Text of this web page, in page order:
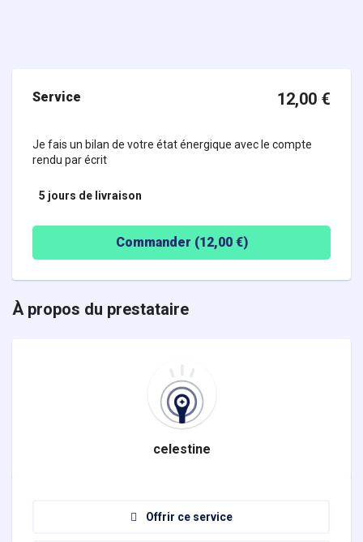
Service 12,00 €
Je fais un bilan de votre état énergique avec le compte
rendu par écrit
5 jours de livraison
Commander (12,00€)
À propos du prestataire
celestine
Offrir ce service